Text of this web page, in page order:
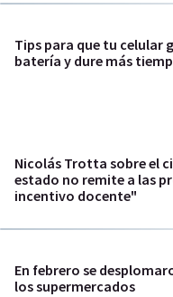
Tips para que tu celular
batería y dure más
Nicolás Trotta sobre el
estado no remite a las
incentivo docente"
En febrero se
los supermercados